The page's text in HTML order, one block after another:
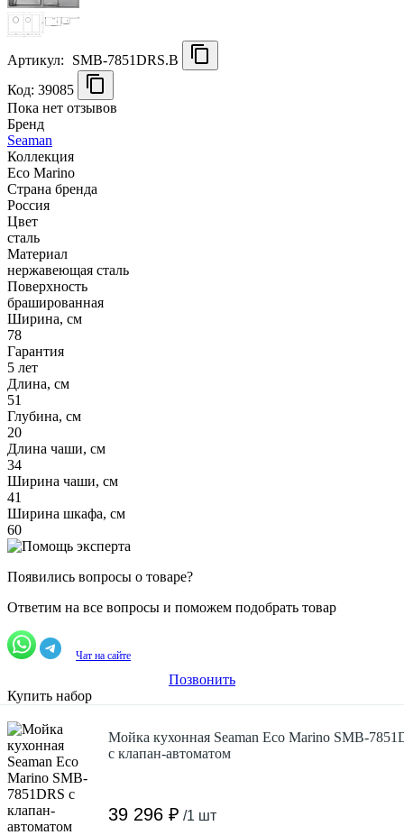
Артикул:
SMB-7851DRS.B
Код: 39085
Пока нет отзывов
Бренд
Seaman
Коллекция
Eco Marino
Страна бренда
Россия
Цвет
сталь
Материал
нержавеющая сталь
Поверхность
брашированная
Ширина, см
78
Гарантия
5 лет
Длина, см
51
Глубина, см
20
Длина чаши, см
34
Ширина чаши, см
41
Ширина шкафа, см
60
Появились вопросы о товаре?
Ответим на все вопросы и поможем подобрать товар
Чат на сайте
Позвонить
Купить набор
Мойка кухонная Seaman Eco Marino SMB-
с клапан-автоматом
39 296 ₽ /1 шт